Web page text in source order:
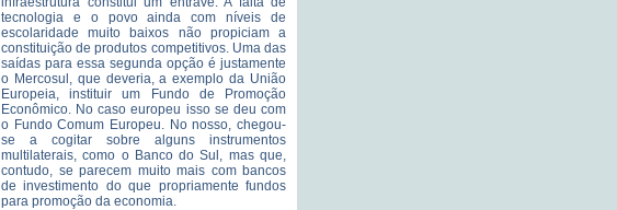
tecnologia e o povo ainda com níveis de
escolaridade muito baixos não propiciam a
constituição de produtos competitivos. Uma das
saídas para essa segunda opção é justamente
o Mercosul, que deveria, a exemplo da União
Europeia, instituir um Fundo de Promoção
Econômico. No caso europeu isso se deu com
o Fundo Comum Europeu. No nosso, chegou-
se a cogitar sobre alguns instrumentos
multilaterais, como o Banco do Sul, mas que,
contudo, se parecem muito mais com bancos
de investimento do que propriamente fundos
para promoção da economia.